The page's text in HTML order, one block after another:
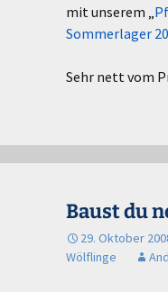
mit unserem „
Sommerlager
Sehr nett vom
Baust du
29. Oktober
Wölflinge